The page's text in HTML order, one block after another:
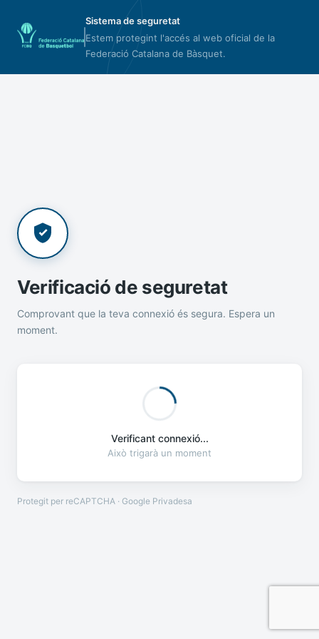
Sistema de seguretat
Estem protegint l'accés al web oficial de la
Federació Catalana de Bàsquet.
Verificació de seguretat
Comprovant que la teva connexió és segura. Espera un
moment.
Verificant connexió...
Això trigarà un moment
Protegit per reCAPTCHA · Google Privadesa